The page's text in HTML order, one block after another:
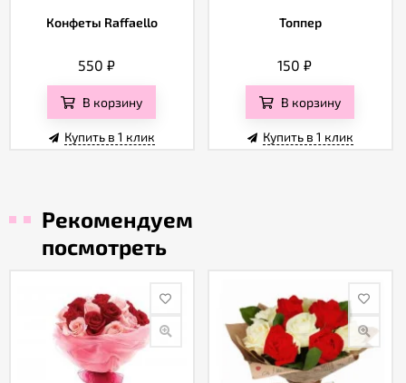
Конфеты Raffaello
550 ₽
В корзину
Купить в 1 клик
Топпер
150₽
В корзину
Купить в 1 клик
Рекомендуем
посмотреть